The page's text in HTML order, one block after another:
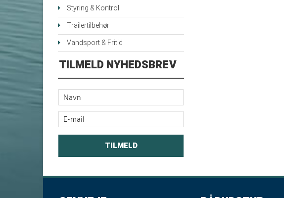
Styring & Kontrol
Trailertilbehør
Vandsport & Fritid
TILMELD NYHEDSBREV